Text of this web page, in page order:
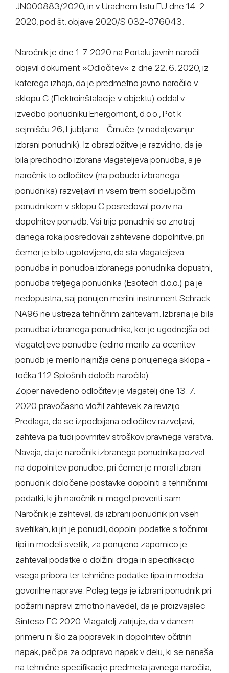
JN000883/2020, in v Uradnem listu EU dne 14. 2.
2020, pod št. objave 2020/S 032-076043.
Naročnik je dne 1. 7. 2020 na Portalu javnih naročil
objavil dokument »Odločitev« z dne 22. 6. 2020, iz
katerega izhaja, da je predmetno javno naročilo v
sklopu C (Elektroinštalacije v objektu) oddal v
izvedbo ponudniku Energomont, d.o.o., Pot k
sejmišču 26, Ljubljana - Črnuče (v nadaljevanju:
izbrani ponudnik). Iz obrazložitve je razvidno, da je
bila predhodno izbrana vlagateljeva ponudba, a je
naročnik to odločitev (na pobudo izbranega
ponudnika) razveljavil in vsem trem sodelujočim
ponudnikom v sklopu C posredoval poziv na
dopolnitev ponudb. Vsi trije ponudniki so znotraj
danega roka posredovali zahtevane dopolnitve, pri
čemer je bilo ugotovljeno, da sta vlagateljeva
ponudba in ponudba izbranega ponudnika dopustni,
ponudba tretjega ponudnika (Esotech d.o.o.) pa je
nedopustna, saj ponujen merilni instrument Schrack
NA96 ne ustreza tehničnim zahtevam. Izbrana je bila
ponudba izbranega ponudnika, ker je ugodnejša od
vlagateljeve ponudbe (edino merilo za ocenitev
ponudb je merilo najnižja cena ponujenega sklopa -
točka 1.12 Splošnih določb naročila).
Zoper navedeno odločitev je vlagatelj dne 13. 7.
2020 pravočasno vložil zahtevek za revizijo.
Predlaga, da se izpodbijana odločitev razveljavi,
zahteva pa tudi povrnitev stroškov pravnega varstva.
Navaja, da je naročnik izbranega ponudnika pozval
na dopolnitev ponudbe, pri čemer je moral izbrani
ponudnik določene postavke dopolniti s tehničnimi
podatki, ki jih naročnik ni mogel preveriti sam.
Naročnik je zahteval, da izbrani ponudnik pri vseh
svetilkah, ki jih je ponudil, dopolni podatke s točnimi
tipi in modeli svetilk, za ponujeno zapornico je
zahteval podatke o dolžini droga in specifikacijo
vsega pribora ter tehnične podatke tipa in modela
govorilne naprave. Poleg tega je izbrani ponudnik pri
požarni napravi zmotno navedel, da je proizvajalec
Sinteso FC 2020. Vlagatelj zatrjuje, da v danem
primeru ni šlo za popravek in dopolnitev očitnih
napak, pač pa za odpravo napak v delu, ki se nanaša
na tehnične specifikacije predmeta javnega naročila,